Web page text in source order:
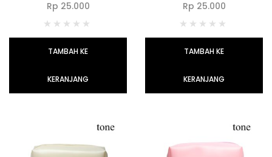
Rp 25.000
TAMBAH KE
KERANJANG
Rp 25.000
TAMBAH KE
KERANJANG